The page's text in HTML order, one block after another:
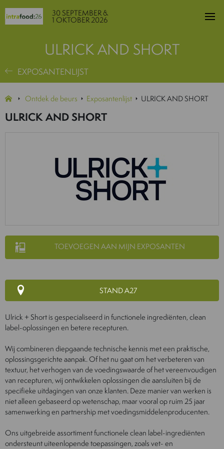
30 SEPTEMBER &
1 OKTOBER 2026
ULRICK AND SHORT
EXPOSANTENLIJST
Ontdek de beurs Exposantenlijst ULRICK AND SHORT
ULRICK AND SHORT
TOEVOEGEN AAN MIJN EXPOSANTEN
STAND A27
Ulrick + Short is gespecialiseerd in functionele ingrediënten, clean
label-oplossingen en betere recepturen.
Wij combineren diepgaande technische kennis met een praktische,
oplossingsgerichte aanpak. Of het nu gaat om het verbeteren van
textuur, het verhogen van de voedingswaarde of het vereenvoudigen
van recepturen, wij ontwikkelen oplossingen die aansluiten bij de
specifieke uitdagingen van onze klanten. Deze manier van werken is
niet alleen gebaseerd op wetenschap, maar vooral op ruim 25 jaar
samenwerking en partnership met voedingsmiddelenproducenten.
Ons uitgebreide assortiment functionele clean label-ingrediënten
ondersteunt uiteenlopende toepassingen, zoals vet- en